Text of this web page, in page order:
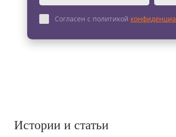
Согласен с политикой
Истории и статьи